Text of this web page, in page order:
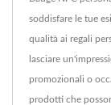
soddisfare le tue
qualità ai regali
lasciare
promozionali o
prodotti che